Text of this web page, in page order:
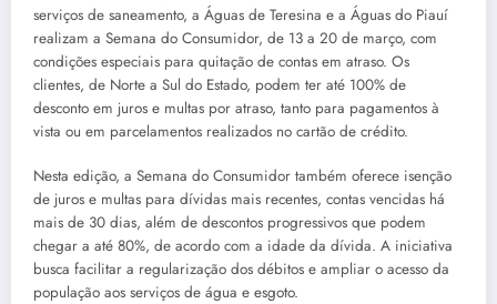
serviços de saneamento, a Águas de Teresina e a Águas do Piauí
realizam a Semana do Consumidor, de 13 a 20 de março, com
condições especiais para quitação de contas em atraso. Os
clientes, de Norte a Sul do Estado, podem ter até 100% de
desconto em juros e multas por atraso, tanto para pagamentos à
vista ou em parcelamentos realizados no cartão de crédito.
Nesta edição, a Semana do Consumidor também oferece isenção
de juros e multas para dívidas mais recentes, contas vencidas há
mais de 30 dias, além de descontos progressivos que podem
chegar a até 80%, de acordo com a idade da dívida. A iniciativa
busca facilitar a regularização dos débitos e ampliar o acesso da
população aos serviços de água e esgoto.